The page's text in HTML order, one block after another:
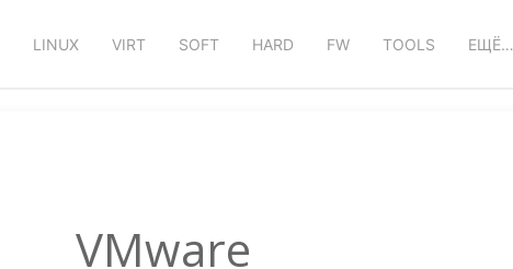
LINUX VIRT SOFT HARD FW TOOLS ЕЩЁ…
VMware